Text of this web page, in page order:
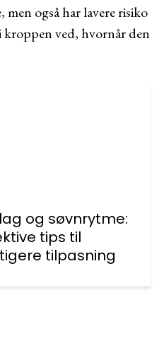
også har lavere risiko
kroppen ved, hvornår den
og søvnrytme:
tips til
tilpasning